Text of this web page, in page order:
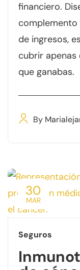
financiero.
complemento
de ingresos,
cubrir apenas
que ganabas.
By
30
MAR
Seguros